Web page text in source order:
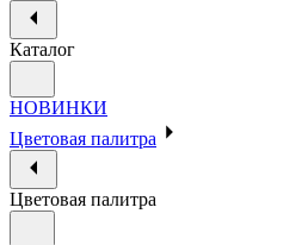
Каталог
НОВИНКИ
Цветовая палитра
Цветовая палитра